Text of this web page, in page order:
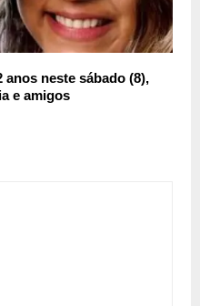
anos neste sábado (8),
e amigos